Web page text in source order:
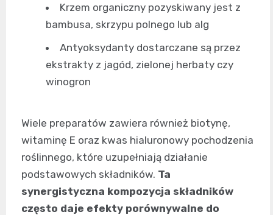
Krzem organiczny pozyskiwany jest z
bambusa, skrzypu polnego lub alg
Antyoksydanty dostarczane są przez
ekstrakty z jagód, zielonej herbaty czy
winogron
Wiele preparatów zawiera również biotynę,
witaminę E oraz kwas hialuronowy pochodzenia
roślinnego, które uzupełniają działanie
podstawowych składników. Ta
synergistyczna kompozycja składników
często daje efekty porównywalne do